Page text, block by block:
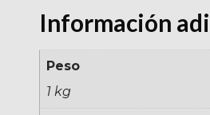
Información
Peso
1 kg